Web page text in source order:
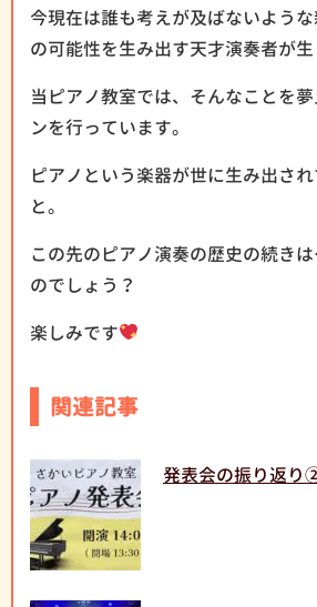
今現在は誰も考えが及ばないよう
の可能性を生み出す天才演奏者が生
当ピアノ教室では、そんなことを
ンを行っています。
ピアノという楽器が世に生み出さ
と。
この先のピアノ演奏の歴史の続き
のでしょう？
楽しみです
関連記事
発表会の振り返り